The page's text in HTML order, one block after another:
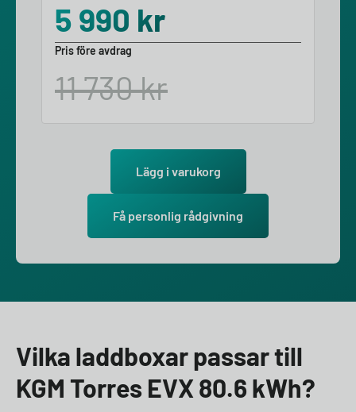
5 990 kr
Pris före avdrag
11 730kr
Lägg i varukorg
Få personlig rådgivning
Vilka laddboxar passar till
KGM Torres EVX 80.6 kWh?